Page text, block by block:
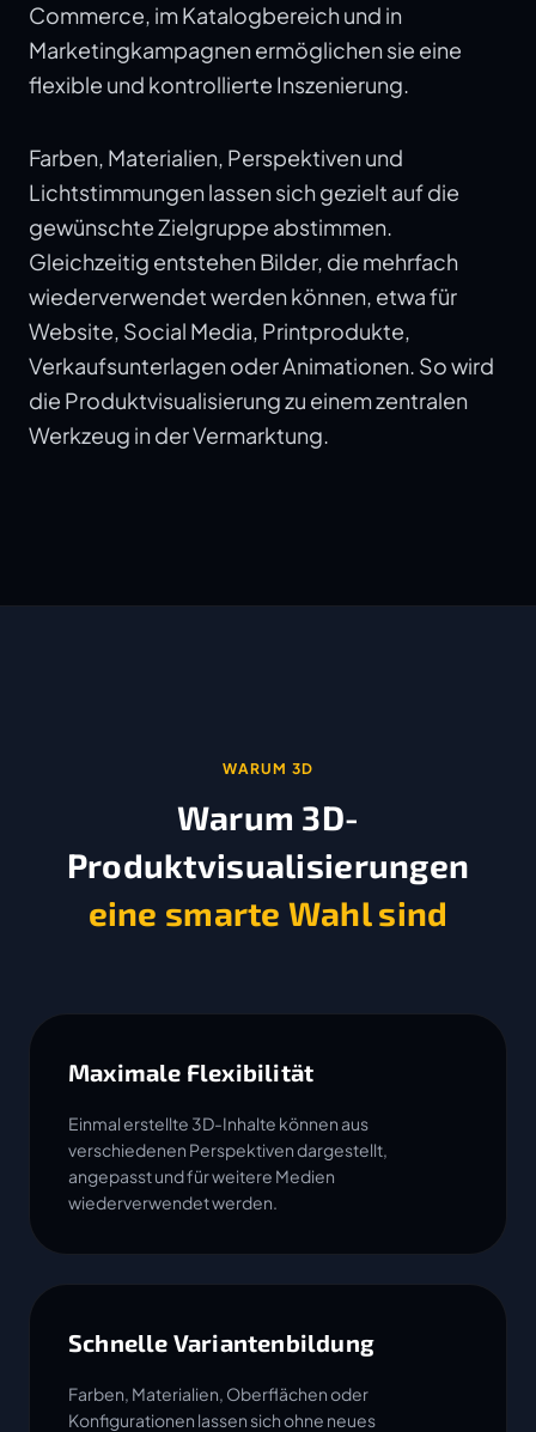
Commerce, im Katalogbereich und in
Marketingkampagnen ermöglichen sie eine
flexible und kontrollierte Inszenierung.
Farben, Materialien, Perspektiven und
Lichtstimmungen lassen sich gezielt auf die
gewünschte Zielgruppe abstimmen.
Gleichzeitig entstehen Bilder, die mehrfach
wiederverwendet werden können, etwa für
Website, Social Media, Printprodukte,
Verkaufsunterlagen oder Animationen. So wird
die Produktvisualisierung zu einem zentralen
Werkzeug in der Vermarktung.
WARUM 3D
Warum 3D-
Produktvisualisierungen
eine smarte Wahl sind
Maximale Flexibilität
Einmal erstellte 3D-Inhalte können aus
verschiedenen Perspektiven dargestellt,
angepasst und für weitere Medien
wiederverwendet werden.
Schnelle Variantenbildung
Farben, Materialien, Oberflächen oder
Konfigurationen lassen sich ohne neues